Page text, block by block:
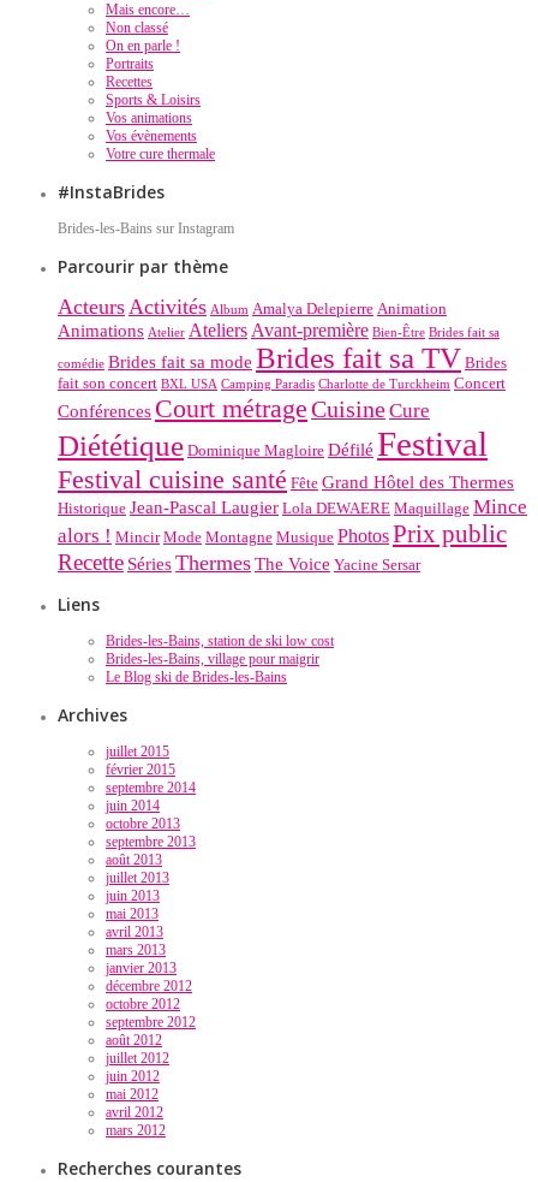
Mais encore…
Non classé
On en parle !
Portraits
Recettes
Sports & Loisirs
Vos animations
Vos évènements
Votre cure thermale
#InstaBrides
Brides-les-Bains sur Instagram
Parcourir par thème
ActeursActivités Album Amalya Delepierre Animation
Animations Atelier Ateliers Avant-première Bien-Être Brides fait sa
comédie Brides fait sa mode Brides fait sa TV Brides
fait son concert BXL USA Camping Paradis Charlotte de Turckheim Concert
Conférences Court métrageCuisineCure
Diététique Dominique Magloire Défilé Festival
Festival cuisine santé Fête Grand Hôtel des Thermes
Historique Jean-Pascal Laugier Lola DEWAERE Maquillage Mince
alors ! Mincir Mode Montagne Musique PhotosPrix public
Recette SériesThermesThe Voice Yacine Sersar
Liens
Brides-les-Bains, station de ski low cost
Brides-les-Bains, village pour maigrir
Le Blog ski de Brides-les-Bains
Archives
juillet 2015
février 2015
septembre 2014
juin 2014
octobre 2013
septembre 2013
août 2013
juillet 2013
juin 2013
mai 2013
avril 2013
mars 2013
janvier 2013
décembre 2012
octobre 2012
septembre 2012
août 2012
juillet 2012
juin 2012
mai 2012
avril 2012
mars 2012
Recherches courantes